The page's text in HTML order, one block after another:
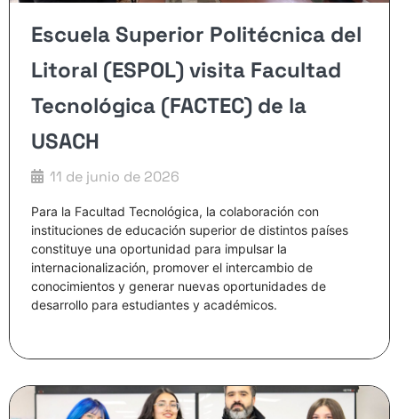
Escuela Superior Politécnica del
Litoral (ESPOL) visita Facultad
Tecnológica (FACTEC) de la
USACH
11 de junio de 2026
Para la Facultad Tecnológica, la colaboración con
instituciones de educación superior de distintos países
constituye una oportunidad para impulsar la
internacionalización, promover el intercambio de
conocimientos y generar nuevas oportunidades de
desarrollo para estudiantes y académicos.